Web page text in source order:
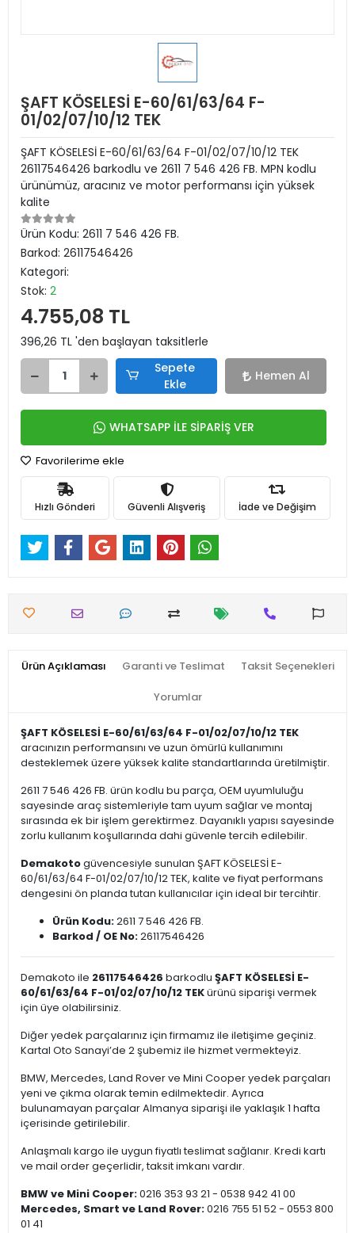
ŞAFT KÖSELESİ E-60/61/63/64 F-
01/02/07/10/12 TEK
ŞAFT KÖSELESİ E-60/61/63/64 F-01/02/07/10/12 TEK
26117546426 barkodlu ve 2611 7 546 426 FB. MPN kodlu
ürünümüz, aracınız ve motor performansı için yüksek
kalite
Ürün Kodu: 2611 7 546 426 FB.
Barkod: 26117546426
Kategori:
Stok: 2
4.755,08 TL
396,26 TL 'den başlayan taksitlerle
Sepete
Ekle
Hemen Al
WHATSAPP İLE SİPARİŞ VER
Favorilerime ekle
Hızlı Gönderi Güvenli Alışveriş İade ve Değişim
Ürün Açıklaması Garanti ve Teslimat Taksit Seçenekleri
Yorumlar
ŞAFT KÖSELESİ E-60/61/63/64 F-01/02/07/10/12 TEK
aracınızın performansını ve uzun ömürlü kullanımını
desteklemek üzere yüksek kalite standartlarında üretilmiştir.
2611 7 546 426 FB. ürün kodlu bu parça, OEM uyumluluğu
sayesinde araç sistemleriyle tam uyum sağlar ve montaj
sırasında ek bir işlem gerektirmez. Dayanıklı yapısı sayesinde
zorlu kullanım koşullarında dahi güvenle tercih edilebilir.
Demakotogüvencesiyle sunulan ŞAFT KÖSELESİ E-
60/61/63/64 F-01/02/07/10/12 TEK, kalite ve fiyat performans
dengesini ön planda tutan kullanıcılar için ideal bir tercihtir.
Ürün Kodu:2611 7 546 426 FB.
Barkod / OE No:26117546426
Demakoto ile 26117546426 barkodlu ŞAFT KÖSELESİ E-
60/61/63/64 F-01/02/07/10/12 TEKürünü siparişi vermek
için üye olabilirsiniz.
Diğer yedek parçalarınız için firmamız ile iletişime geçiniz.
Kartal Oto Sanayi’de 2 şubemiz ile hizmet vermekteyiz.
BMW, Mercedes, Land Rover ve Mini Cooper yedek parçaları
yeni ve çıkma olarak temin edilmektedir. Ayrıca
bulunamayan parçalar Almanya siparişi ile yaklaşık 1 hafta
içerisinde getirilebilir.
Anlaşmalı kargo ile uygun fiyatlı teslimat sağlanır. Kredi kartı
ve mail order geçerlidir, taksit imkanı vardır.
BMW ve Mini Cooper:0216 353 93 21 - 0538 942 41 00
Mercedes, Smart ve Land Rover:0216 755 51 52 - 0553 800
01 41